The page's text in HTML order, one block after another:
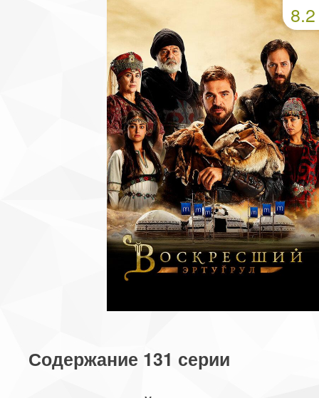
8.2
Содержание 131 серии